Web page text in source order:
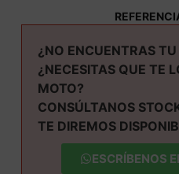
¿NO ENCUENTRAS TU
¿NECESITAS QUE TE
MOTO?
CONSÚLTANOS
TE DIREMOS
ESCRÍBENOS